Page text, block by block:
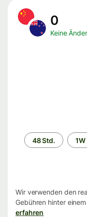
0
Keine
Zeitraum
48 Std. 1W
Wir verwenden den
Gebühren hinter
erfahren